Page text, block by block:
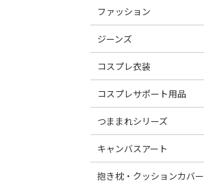
ファッション
ジーンズ
コスプレ衣装
コスプレサポート用品
つままれシリーズ
キャンバスアート
抱き枕・クッションカバー